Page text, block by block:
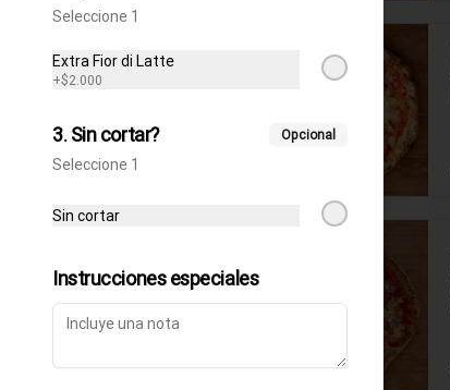
Fugazzeta Verace 🌿
Fior di latte, cebolla morada y
$14.500
Salsa de tomate, fior di latte,
albahaca y aceite de oliva.
$14.600
Seleccione 1
Extra Fior di Latte
+$2.000
3. Sin cortar? Opcional
Seleccione 1
Sin cortar
Instrucciones especiales